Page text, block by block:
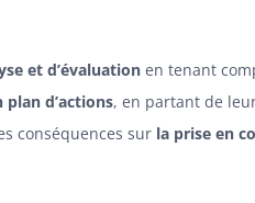
et d’évaluation en tenant
d’actions, en partant de
conséquences sur la prise en